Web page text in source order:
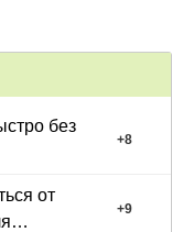
без
+8
от
+9